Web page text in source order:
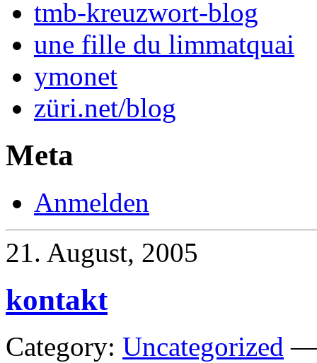
tmb-kreuzwort-blog
une fille du limmatquai
ymonet
züri.net/blog
Meta
Anmelden
21. August, 2005
kontakt
Category: Uncategorized —